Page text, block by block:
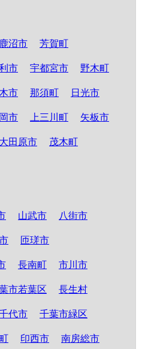
鹿沼市 芳賀町
市 宇都宮市 野木町
市 那須町 日光市
市 上三川町 矢板市
大田原市 茂木町
山武市 八街市
匝瑳市
長南町 市川市
市若葉区 長生村
代市 千葉市緑区
印西市 南房総市